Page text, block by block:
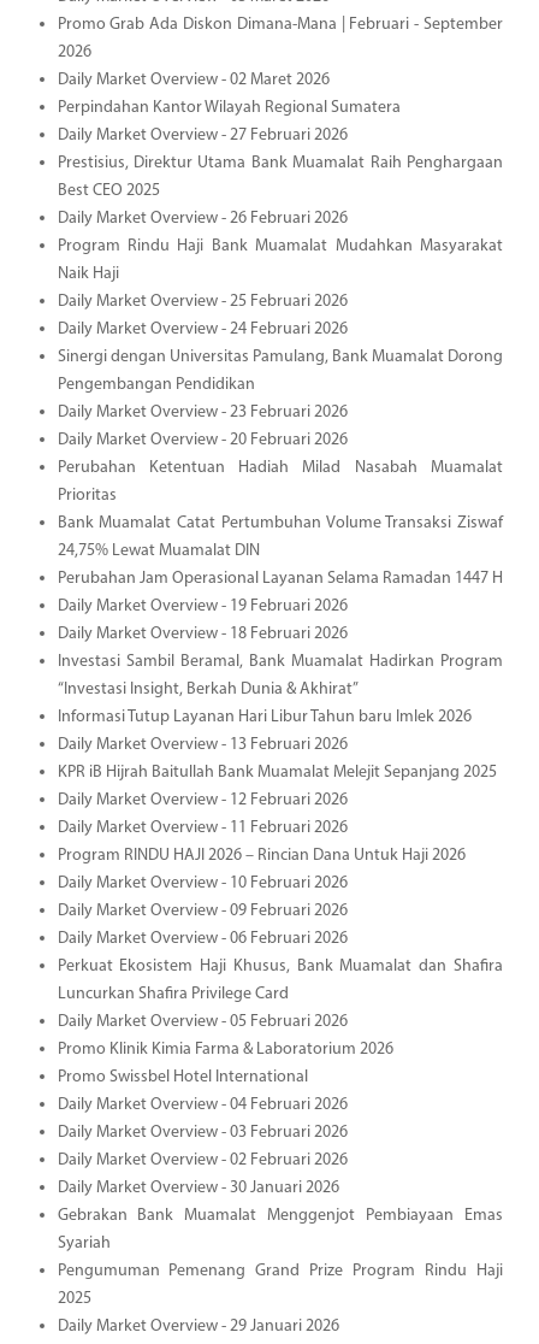
Promo Grab Ada Diskon Dimana-Mana | Februari - September
2026
Daily Market Overview - 02 Maret 2026
Perpindahan Kantor Wilayah Regional Sumatera
Daily Market Overview - 27 Februari 2026
Prestisius, Direktur Utama Bank Muamalat Raih Penghargaan
Best CEO 2025
Daily Market Overview - 26 Februari 2026
Program Rindu Haji Bank Muamalat Mudahkan Masyarakat
Naik Haji
Daily Market Overview - 25 Februari 2026
Daily Market Overview - 24 Februari 2026
Sinergi dengan Universitas Pamulang, Bank Muamalat Dorong
Pengembangan Pendidikan
Daily Market Overview - 23 Februari 2026
Daily Market Overview - 20 Februari 2026
Perubahan Ketentuan Hadiah Milad Nasabah Muamalat
Prioritas
Bank Muamalat Catat Pertumbuhan Volume Transaksi Ziswaf
24,75% Lewat Muamalat DIN
Perubahan Jam Operasional Layanan Selama Ramadan 1447 H
Daily Market Overview - 19 Februari 2026
Daily Market Overview - 18 Februari 2026
Investasi Sambil Beramal, Bank Muamalat Hadirkan Program
“Investasi Insight, Berkah Dunia & Akhirat”
Informasi Tutup Layanan Hari Libur Tahun baru Imlek 2026
Daily Market Overview - 13 Februari 2026
KPR iB Hijrah Baitullah Bank Muamalat Melejit Sepanjang 2025
Daily Market Overview - 12 Februari 2026
Daily Market Overview - 11 Februari 2026
Program RINDU HAJI 2026 – Rincian Dana Untuk Haji 2026
Daily Market Overview - 10 Februari 2026
Daily Market Overview - 09 Februari 2026
Daily Market Overview - 06 Februari 2026
Perkuat Ekosistem Haji Khusus, Bank Muamalat dan Shafira
Luncurkan Shafira Privilege Card
Daily Market Overview - 05 Februari 2026
Promo Klinik Kimia Farma & Laboratorium 2026
Promo Swissbel Hotel International
Daily Market Overview - 04 Februari 2026
Daily Market Overview - 03 Februari 2026
Daily Market Overview - 02 Februari 2026
Daily Market Overview - 30 Januari 2026
Gebrakan Bank Muamalat Menggenjot Pembiayaan Emas
Syariah
Pengumuman Pemenang Grand Prize Program Rindu Haji
2025
Daily Market Overview - 29 Januari 2026